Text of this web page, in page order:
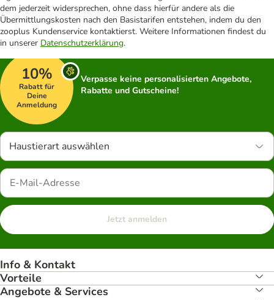
dem jederzeit widersprechen, ohne dass hierfür andere als die
Übermittlungskosten nach den Basistarifen entstehen, indem du den
zooplus Kundenservice kontaktierst. Weitere Informationen findest du
in unserer Datenschutzerklärung.
10%
Rabatt für
Deine
Anmeldung
Verpasse keine personalisierten Angebote,
Rabatte und Gutscheine!
Haustierart auswählen
Jetzt anmelden
Info & Kontakt
Vorteile
Angebote & Services